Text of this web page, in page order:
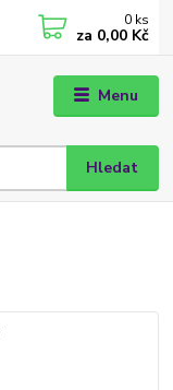
Menu
Hledat
0 ks
za 0,00 Kč